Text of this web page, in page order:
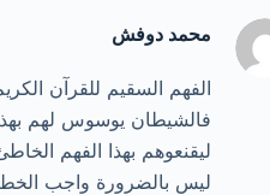
محمد دوفش
الفهم السقيم للقرآن
فالشيطان يوسوس لهم
ليقنعوهم بهذا الفهم
ليس بالضرورة واجب